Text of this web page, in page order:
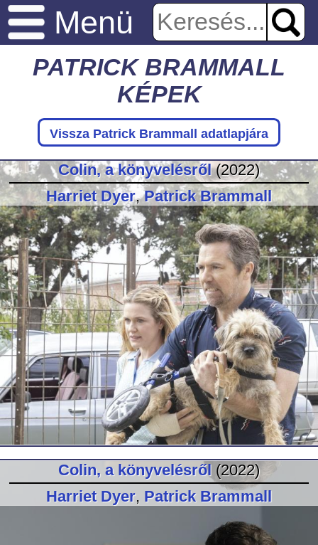
Menü
PATRICK BRAMMALL
KÉPEK
Vissza Patrick Brammall adatlapjára
Colin, a könyvelésről(2022)
Harriet Dyer,Patrick Brammall
Colin, a könyvelésről (2022)
Harriet Dyer, Patrick Brammall